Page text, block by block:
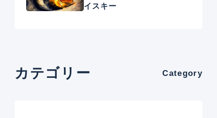
イスキー
カテゴリー Category